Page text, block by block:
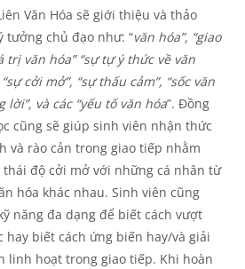
Văn Hóa sẽ giới thiệu và thảo
tưởng chủ đạo như: “văn hóa”, “giao
trị văn hóa” “sự tự ý thức về văn
cởi mở”, “sự thấu cảm”, “sốc văn
lời”, và các “yếu tố văn hóa”. Đồng
cũng sẽ giúp sinh viên nhận thức
và rào cản trong giao tiếp nhằm
độ cởi mở với những cá nhân từ
hóa khác nhau. Sinh viên cũng
năng đa dạng để biết cách vượt
biết cách ứng biến hay/và giải
linh hoạt trong giao tiếp. Khi hoàn